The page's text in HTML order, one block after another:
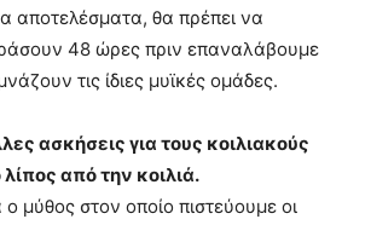
αποτελέσματα, θα πρέπει να
48 ώρες πριν επαναλάβουμε
τις ίδιες μυϊκές ομάδες.
ασκήσεις για τους κοιλιακούς
από την κοιλιά.
ο μύθος στον οποίο πιστεύουμε οι